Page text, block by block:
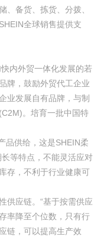
、备货、拣货、分拨、
全球销售提供支
内外贸一体化发展的若
牌，鼓励外贸代工企业
业发展自有品牌，与制
。培育一批中国特
品供给，这是SHEIN柔
等特点，不能灵活应对
存，不利于行业健康可
供应链。“基于按需供应
率降至个位数，只有行
链，可以提高生产效